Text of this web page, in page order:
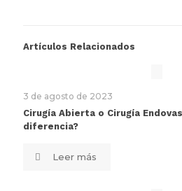
Artículos Relacionados
3 de agosto de 2023
Cirugía Abierta o Cirugía
diferencia?
Leer más